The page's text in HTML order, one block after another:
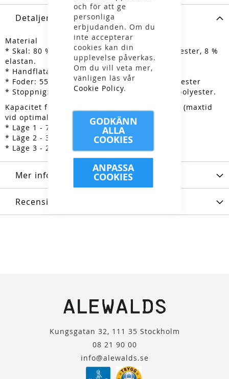
och för att ge
personliga
erbjudanden. Om du
inte accepterar
cookies kan din
upplevelse påverkas.
Om du vill veta mer,
vänligen läs vår
Cookie Policy.
GODKÄNN
ALLA
COOKIES
ANPASSA
COOKIES
Detaljer
Material
* Skal: 80 % återvunnen polyester, 12 % polyester, 8 %
elastan.
* Handflata: Getskinn (100 % läder)
* Foder: 55% polyester, 45% återvunnen polyester
* Stoppnig: 90% återvunnen polyester, 10% polyester.
Kapacitet för Ski Light Boost Gloves batterier (maxtid
vid optimala förhållanden):
* Läge 1 - 7h 30min
* Läge 2 - 3h 30min
* Läge 3 - 2h
Mer information
Recensioner
Kungsgatan 32, 111 35 Stockholm
08 21 90 00
info@alewalds.se